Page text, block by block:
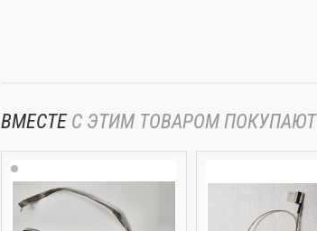
ВМЕСТЕ С ЭТИМ ТОВАРОМ ПОКУПАЮТ